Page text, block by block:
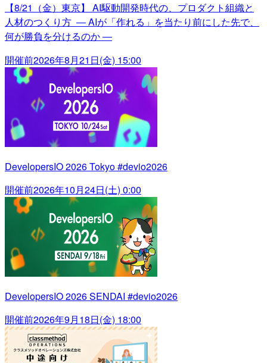
【8/21（金）東京】 AI駆動開発時代の、プロダクト組織と
人材のつくり方 ― AIが「作れる」を当たり前にした先で、
何が勝負を分けるのか ―
開催前2026年8月21日(金) 15:00
DevelopersIO 2026 Tokyo #devio2026
開催前2026年10月24日(土) 0:00
DevelopersIO 2026 SENDAI #devio2026
開催前2026年9月18日(金) 18:00